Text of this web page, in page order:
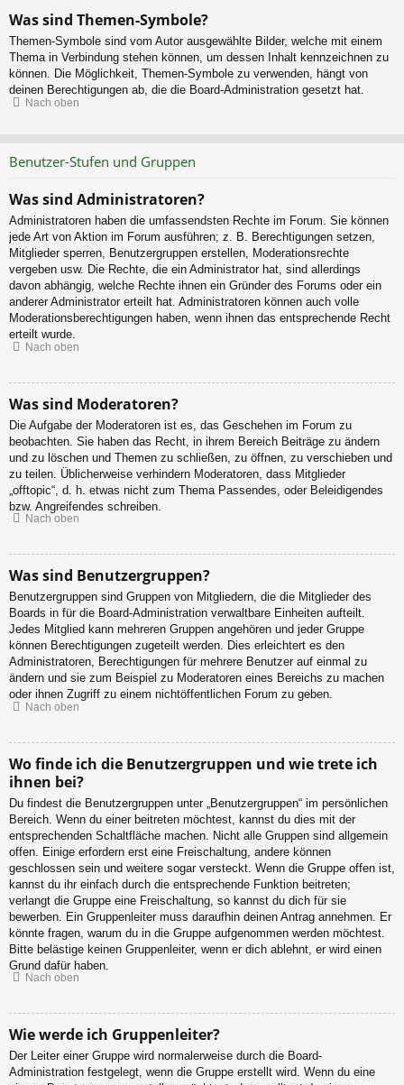
Was sind Themen-Symbole?
Themen-Symbole sind vom Autor ausgewählte Bilder, welche mit einem
Thema in Verbindung stehen können, um dessen Inhalt kennzeichnen zu
können. Die Möglichkeit, Themen-Symbole zu verwenden, hängt von
deinen Berechtigungen ab, die die Board-Administration gesetzt hat.
Nach oben
Benutzer-Stufen und Gruppen
Was sind Administratoren?
Administratoren haben die umfassendsten Rechte im Forum. Sie können
jede Art von Aktion im Forum ausführen; z. B. Berechtigungen setzen,
Mitglieder sperren, Benutzergruppen erstellen, Moderationsrechte
vergeben usw. Die Rechte, die ein Administrator hat, sind allerdings
davon abhängig, welche Rechte ihnen ein Gründer des Forums oder ein
anderer Administrator erteilt hat. Administratoren können auch volle
Moderationsberechtigungen haben, wenn ihnen das entsprechende Recht
erteilt wurde.
Nach oben
Was sind Moderatoren?
Die Aufgabe der Moderatoren ist es, das Geschehen im Forum zu
beobachten. Sie haben das Recht, in ihrem Bereich Beiträge zu ändern
und zu löschen und Themen zu schließen, zu öffnen, zu verschieben und
zu teilen. Üblicherweise verhindern Moderatoren, dass Mitglieder
„offtopic“, d. h. etwas nicht zum Thema Passendes, oder Beleidigendes
bzw. Angreifendes schreiben.
Nach oben
Was sind Benutzergruppen?
Benutzergruppen sind Gruppen von Mitgliedern, die die Mitglieder des
Boards in für die Board-Administration verwaltbare Einheiten aufteilt.
Jedes Mitglied kann mehreren Gruppen angehören und jeder Gruppe
können Berechtigungen zugeteilt werden. Dies erleichtert es den
Administratoren, Berechtigungen für mehrere Benutzer auf einmal zu
ändern und sie zum Beispiel zu Moderatoren eines Bereichs zu machen
oder ihnen Zugriff zu einem nichtöffentlichen Forum zu geben.
Nach oben
Wo finde ich die Benutzergruppen und wie trete ich
ihnen bei?
Du findest die Benutzergruppen unter „Benutzergruppen“ im persönlichen
Bereich. Wenn du einer beitreten möchtest, kannst du dies mit der
entsprechenden Schaltfläche machen. Nicht alle Gruppen sind allgemein
offen. Einige erfordern erst eine Freischaltung, andere können
geschlossen sein und weitere sogar versteckt. Wenn die Gruppe offen ist,
kannst du ihr einfach durch die entsprechende Funktion beitreten;
verlangt die Gruppe eine Freischaltung, so kannst du dich für sie
bewerben. Ein Gruppenleiter muss daraufhin deinen Antrag annehmen. Er
könnte fragen, warum du in die Gruppe aufgenommen werden möchtest.
Bitte belästige keinen Gruppenleiter, wenn er dich ablehnt, er wird einen
Grund dafür haben.
Nach oben
Wie werde ich Gruppenleiter?
Der Leiter einer Gruppe wird normalerweise durch die Board-
Administration festgelegt, wenn die Gruppe erstellt wird. Wenn du eine